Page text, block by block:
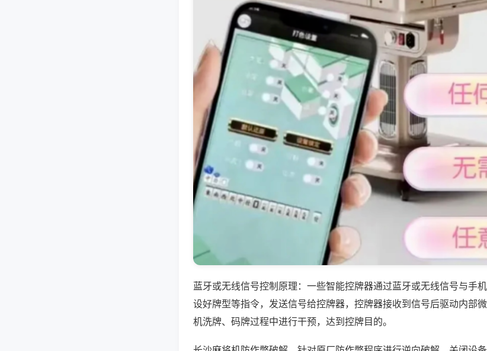
蓝牙或无线信号控制原理：一些智能控牌器通过蓝牙或无线信号与手
设好牌型等指令，发送信号给控牌器，控牌器接收到信号后驱动内部
机洗牌、码牌过程中进行干预，达到控牌目的。